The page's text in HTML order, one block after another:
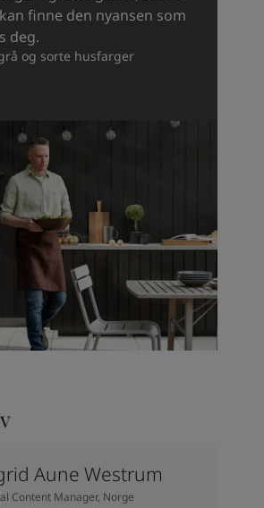
finne den nyansen som
deg.
og sorte husfarger
Aune Westrum
Content Manager, Norge